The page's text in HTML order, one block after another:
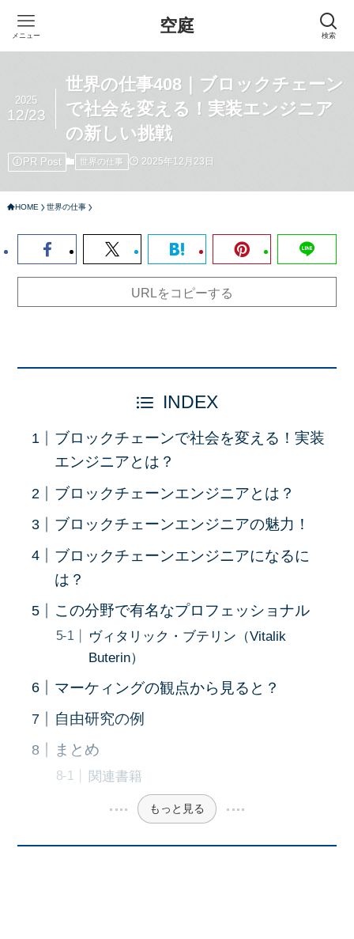
空庭 検索
メニュー
世界の仕事408｜ブロックチェーン
で社会を変える！実装エンジニア
の新しい挑戦
2025
12/23
PR Post 世界の仕事 2025年12月23日
HOME 世界の仕事
URLをコピーする
INDEX
ブロックチェーンで社会を変える！実装
エンジニアとは？
ブロックチェーンエンジニアとは？
ブロックチェーンエンジニアの魅力！
ブロックチェーンエンジニアになるに
は？
この分野で有名なプロフェッショナル
ヴィタリック・ブテリン（Vitalik
Buterin）
マーケィングの観点から見ると？
自由研究の例
まとめ
関連書籍
もっと見る